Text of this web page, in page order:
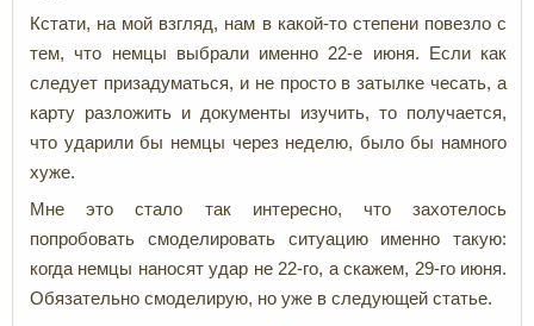
Кстати, на мой взгляд, нам в какой-то степени повезло с
тем, что немцы выбрали именно 22-е июня. Если как
следует призадуматься, и не просто в затылке чесать, а
карту разложить и документы изучить, то получается,
что ударили бы немцы через неделю, было бы намного
хуже.
Мне это стало так интересно, что захотелось
попробовать смоделировать ситуацию именно такую:
когда немцы наносят удар не 22-го, а скажем, 29-го июня.
Обязательно смоделирую, но уже в следующей статье.